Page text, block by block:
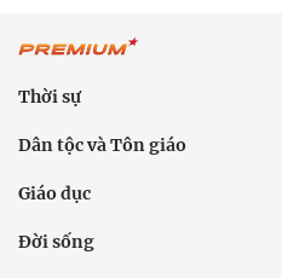
Thời sự
Dân tộc và Tôn giáo
Giáo dục
Đời sống